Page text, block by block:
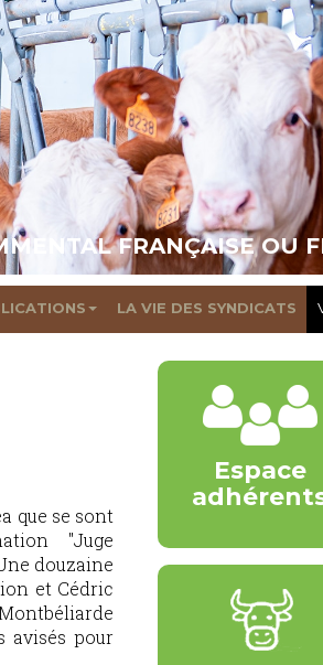
FRANÇAISE OU
LA VIE DES SYNDICATS
que se sont
"Juge
douzaine
et Cédric
avisés pour
Espace